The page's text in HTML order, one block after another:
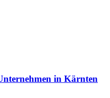
in Kärnten